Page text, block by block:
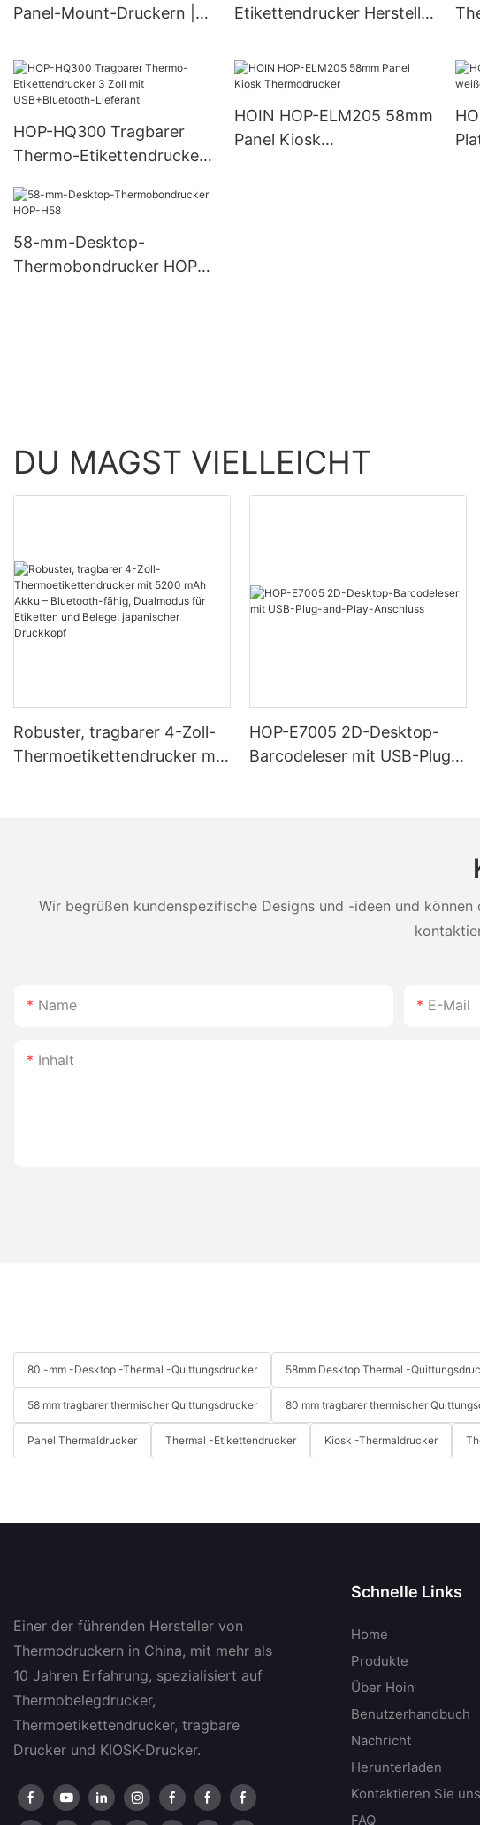
Panel-Mount-Druckern |
Etikettendrucker Hersteller
HOP-HQ300 Tragbarer
Thermo-Etikettendrucker
Lieferant
HOIN HOP-ELM205 58mm
Panel Kiosk
58-mm-Desktop-
Thermobondrucker HOP-
DU MAGST VIELLEICHT
Robuster, tragbarer 4-Zoll-
Thermoetikettendrucker mit
HOP-E7005 2D-Desktop-
Barcodeleser mit USB-Plug-
Wir begrüßen kundenspezifische Designs und -ideen und
Name E-Mail
Inhalt
80 -mm -Desktop -Thermal -Quittungsdrucker 58mm Desktop Thermal -
58 mm tragbarer thermischer Quittungsdrucker 80 mm tragbarer thermischer
Panel Thermaldrucker Thermal -Etikettendrucker Kiosk -Thermaldrucker
Einer der führenden Hersteller von
Thermodruckern in China, mit mehr als
10 Jahren Erfahrung, spezialisiert auf
Thermobelegdrucker,
Thermoetikettendrucker, tragbare
Drucker und KIOSK-Drucker.
Schnelle Links
Home
Produkte
Über Hoin
Benutzerhandbuch
Nachricht
Herunterladen
Kontaktieren Sie uns
FAQ